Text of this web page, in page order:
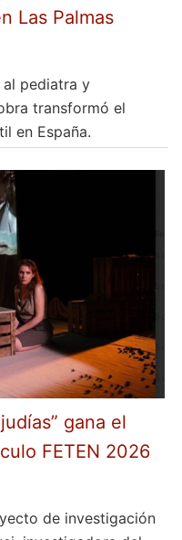
Las Palmas
al pediatra y
transformó el
en España.
gana el
FETEN 2026
de investigación